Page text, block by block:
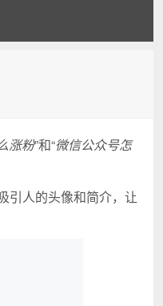
涨粉”和“微信公众号怎
引人的头像和简介，让